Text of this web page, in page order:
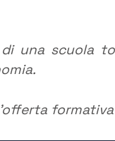
una scuola
formativa